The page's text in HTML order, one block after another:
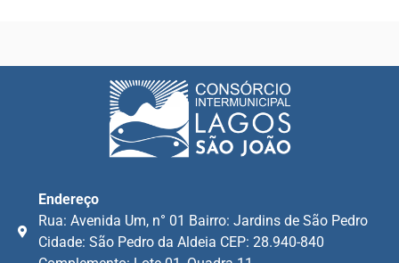
Endereço
Rua: Avenida Um, n° 01 Bairro: Jardins de São Pedro
Cidade: São Pedro da Aldeia CEP: 28.940-840